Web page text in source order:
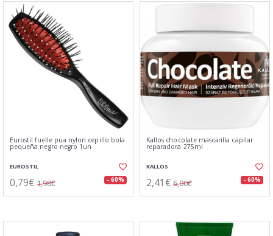
Eurostil fuelle pua nylon cepillo bola
pequeña negro negro 1un
EUROSTIL
0,79€ 1,98€ - 60%
Kallos chocolate mascarilla capilar
reparadora 275ml
KALLOS
2,41€ 6,00€ - 60%